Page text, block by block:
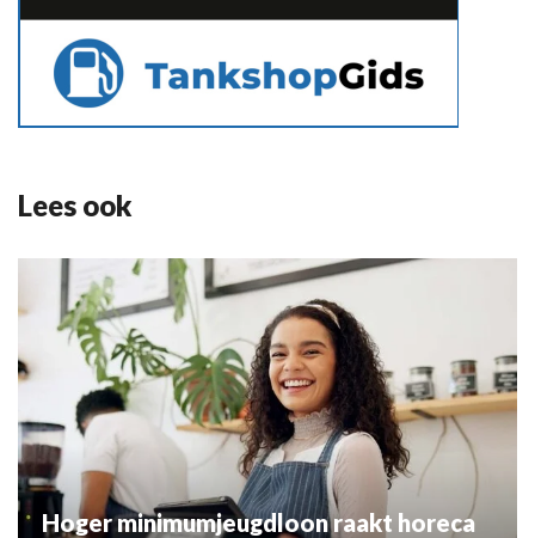
Lees ook
Hoger minimumjeugdloon raakt horeca